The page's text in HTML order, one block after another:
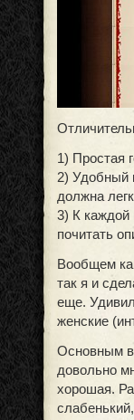
1) Простая
2) Удобный
должна
3) К каждой
почитать
Вообщем
так я и
еще.
женские
Основным
довольно
хорошая.